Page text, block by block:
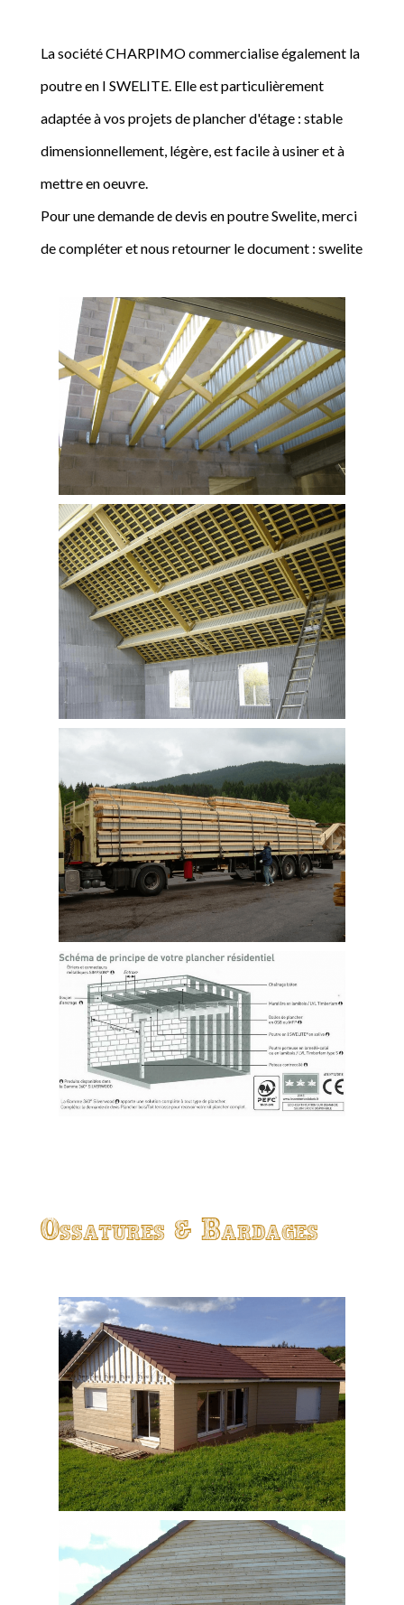
La société CHARPIMO commercialise également la
poutre en I SWELITE. Elle est particulièrement
adaptée à vos projets de plancher d'étage : stable
dimensionnellement, légère, est facile à usiner et à
mettre en oeuvre.
Pour une demande de devis en poutre Swelite, merci
de compléter et nous retourner le document : swelite
Ossatures & Bardages